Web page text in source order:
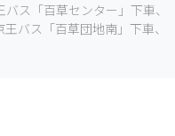
ス「百草センター」下車、
バス「百草団地南」下車、